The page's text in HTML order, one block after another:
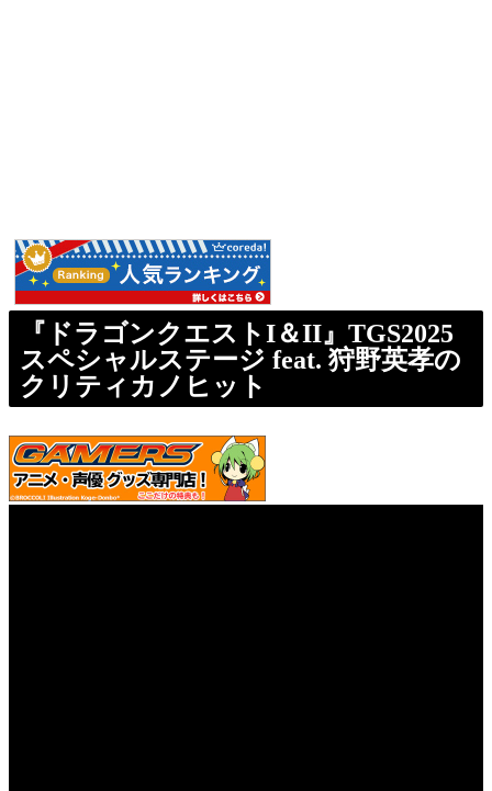
『ドラゴンクエストI＆II』TGS2025
スペシャルステージ feat. 狩野英孝の
クリティカノヒット